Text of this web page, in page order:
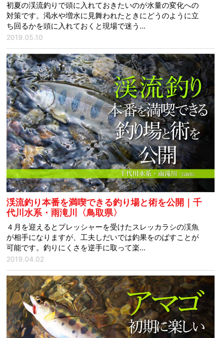
初夏の渓流釣りで頭に入れておきたいのが水量の変化への
対策です。渇水や増水に見舞われたときにどうのように立
ち回るかを頭に入れておくと現場で迷う...
2019.05.10
渓流釣り本番を満喫できる釣り場と術を公開｜千
代川水系・雨滝川〈鳥取県〉
４月を迎えるとプレッシャーを受けたスレッカラシの渓魚
が相手になりますが、工夫しだいでは釣果をのばすことが
可能です。釣りにくさを逆手に取って楽...
2019.04.02